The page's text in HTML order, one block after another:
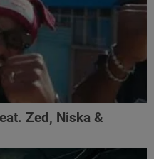
Zed, Niska &